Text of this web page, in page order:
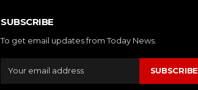
SUBSCRIBE
To get email updates from Today News.
SUBSCRIBE